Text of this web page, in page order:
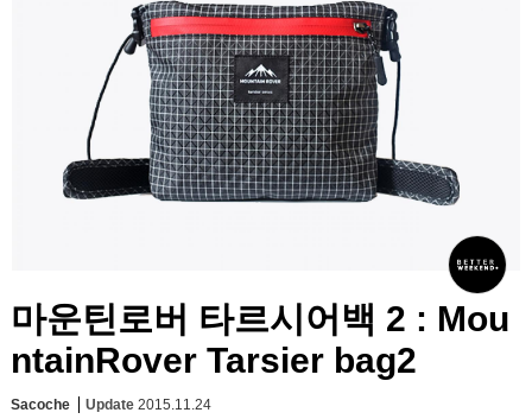
마운틴로버 타르시어백 2 : Mou
ntainRover Tarsier bag2
Sacoche Update 2015.11.24